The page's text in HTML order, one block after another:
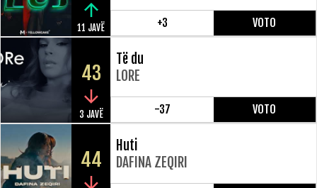
11 JAVË +3 VOTO
43
3 JAVË
Të du
LORE
-37 VOTO
44
Huti
DAFINA ZEQIRI